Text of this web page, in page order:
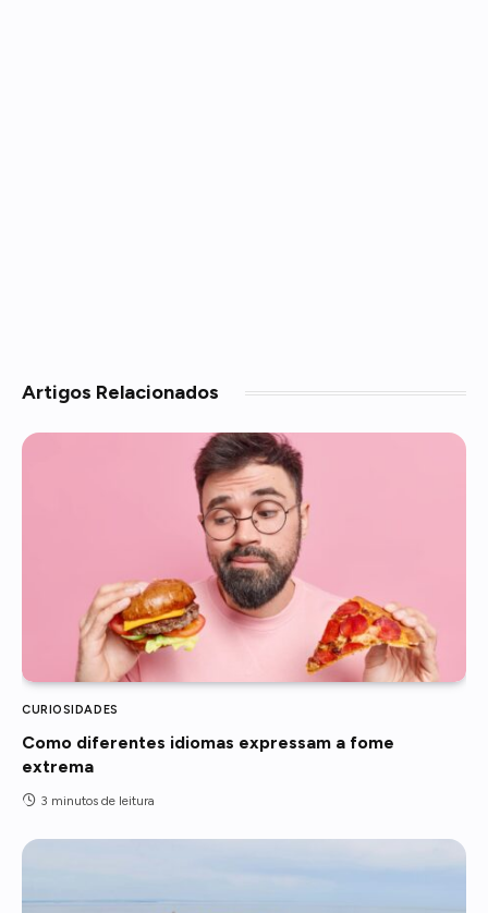
Artigos Relacionados
CURIOSIDADES
Como diferentes idiomas expressam a fome
extrema
3 minutos de leitura